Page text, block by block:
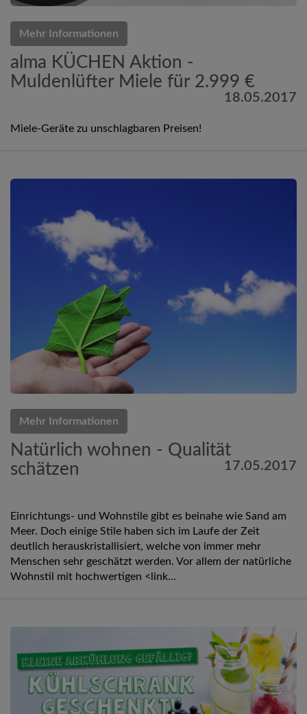
Mehr Informationen
alma KÜCHEN Aktion -
Muldenlüfter Miele für 2.999 €
18.05.2017
Miele-Geräte zu unschlagbaren Preisen!
Mehr Informationen
Natürlich wohnen - Qualität
schätzen
17.05.2017
Einrichtungs- und Wohnstile gibt es beinahe wie Sand am
Meer. Doch einige Stile haben sich im Laufe der Zeit
deutlich herauskristallisiert, welche von immer mehr
Menschen sehr geschätzt werden. Vor allem der natürliche
Wohnstil mit hochwertigen <link...